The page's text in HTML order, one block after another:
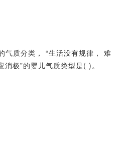
气质分类， “生活没有规律， 难
极”的婴儿气质类型是( )。